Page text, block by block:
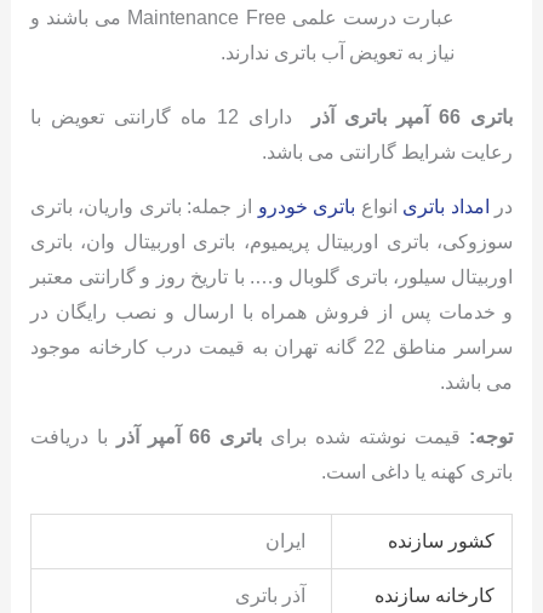
عبارت درست علمی Maintenance Free می باشند و
نیاز به تعویض آب باتری ندارند.
باتری 66 آمپر باتری آذر
دارای 12 ماه گارانتی تعویض با
رعایت شرایط گارانتی می باشد.
در امداد باتری انواع باتری خودرو از جمله: باتری واریان، باتری
سوزوکی، باتری اوربیتال پریمیوم، باتری اوربیتال وان، باتری
اوربیتال سیلور، باتری گلوبال و…. با تاریخ روز و گارانتی معتبر
و خدمات پس از فروش همراه با ارسال و نصب رایگان در
سراسر مناطق 22 گانه تهران به قیمت درب کارخانه موجود
می باشد.
توجه: قیمت نوشته شده برای باتری 66 آمپر آذر
با دریافت
باتری کهنه یا داغی است.
کشور سازنده ایران
کارخانه سازنده آذر باتری